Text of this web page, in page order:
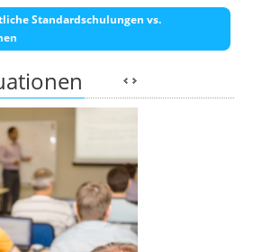
Standardschulungen vs.